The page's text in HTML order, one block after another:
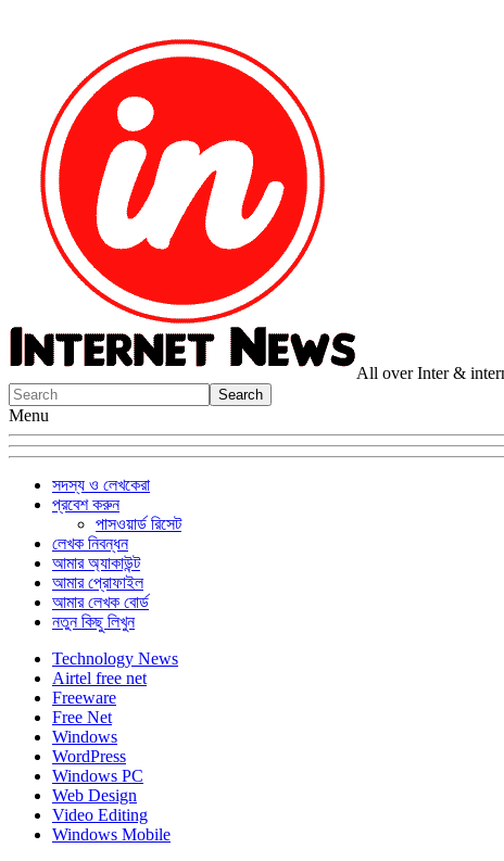
All over Inter &
Menu
সদস্য ও লেখকেরা
প্রবেশ করুন
পাসওয়ার্ড রিসেট
লেখক নিবন্ধন
আমার অ্যাকাউন্ট
আমার প্রোফাইল
আমার লেখক বোর্ড
নতুন কিছু লিখুন
Technology News
Airtel free net
Freeware
Free Net
Windows
WordPress
Windows PC
Web Design
Video Editing
Windows Mobile